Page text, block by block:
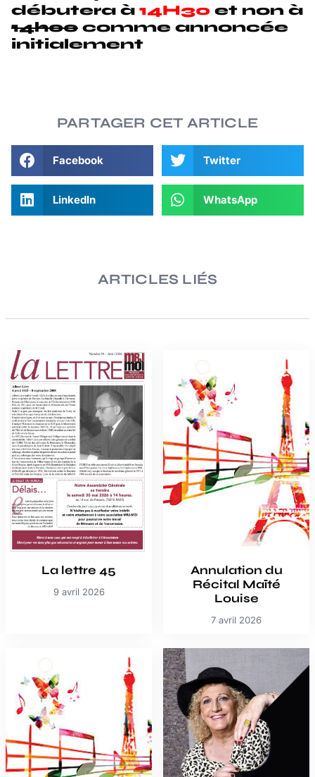
débutera à 14H30 et non à
14h00 comme annoncée
initialement
PARTAGER CET ARTICLE
Facebook Twitter
LinkedIn WhatsApp
ARTICLES LIÉS
La lettre 45
9 avril 2026
Annulation du
Récital Maïté
Louise
7 avril 2026